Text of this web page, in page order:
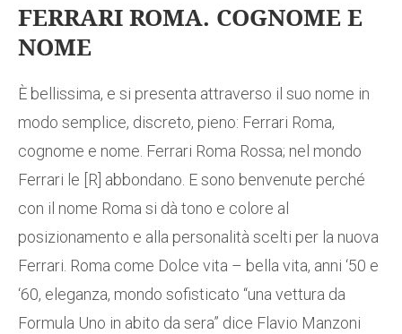
FERRARI ROMA. COGNOME E
NOME
È bellissima, e si presenta attraverso il suo nome in
modo semplice, discreto, pieno: Ferrari Roma,
cognome e nome. Ferrari Roma Rossa; nel mondo
Ferrari le [R] abbondano. E sono benvenute perché
con il nome Roma si dà tono e colore al
posizionamento e alla personalità scelti per la nuova
Ferrari. Roma come Dolce vita – bella vita, anni ‘50 e
‘60, eleganza, mondo sofisticato “una vettura da
Formula Uno in abito da sera” dice Flavio Manzoni